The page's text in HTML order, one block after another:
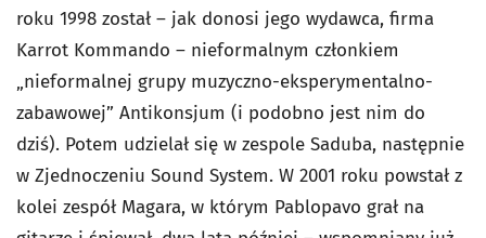
roku 1998 został – jak donosi jego wydawca, firma
Karrot Kommando – nieformalnym członkiem
„nieformalnej grupy muzyczno-eksperymentalno-
zabawowej” Antikonsjum (i podobno jest nim do
dziś). Potem udzielał się w zespole Saduba, następnie
w Zjednoczeniu Sound System. W 2001 roku powstał z
kolei zespół Magara, w którym Pablopavo grał na